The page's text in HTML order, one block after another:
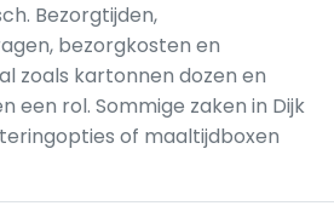
Bezorgtijden,
bezorgkosten en
zoals kartonnen dozen en
een rol. Sommige zaken in Dijk
of maaltijdboxen